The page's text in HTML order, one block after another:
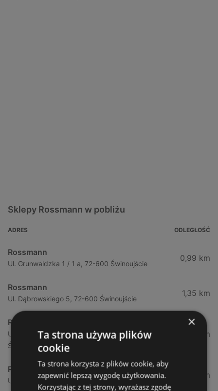
Sklepy Rossmann w pobliżu
ADRES ODLEGŁOŚĆ
Rossmann
Ul. Grunwaldzka 1 / 1 a, 72-600 Świnoujście
0,99 km
Rossmann
Ul. Dąbrowskiego 5, 72-600 Świnoujście
1,35 km
Rossmann
Ul. Dąbrowskiego 5 (Galeria Świnoujście), 72-600
Świnoujście
1,35 km
Rossmann
Ul. Wojska Polskiego 97, 72-600 Świnoujście
3,46 km
×
Ta strona używa plików
cookie
Ta strona korzysta z plików cookie, aby
zapewnić lepszą wygodę użytkowania.
Korzystając z tej strony, wyrażasz zgodę